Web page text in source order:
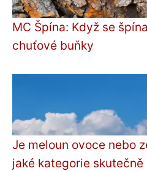
MC Špína: Když se
chuťové buňky
Je meloun ovoce nebo
jaké kategorie skutečně